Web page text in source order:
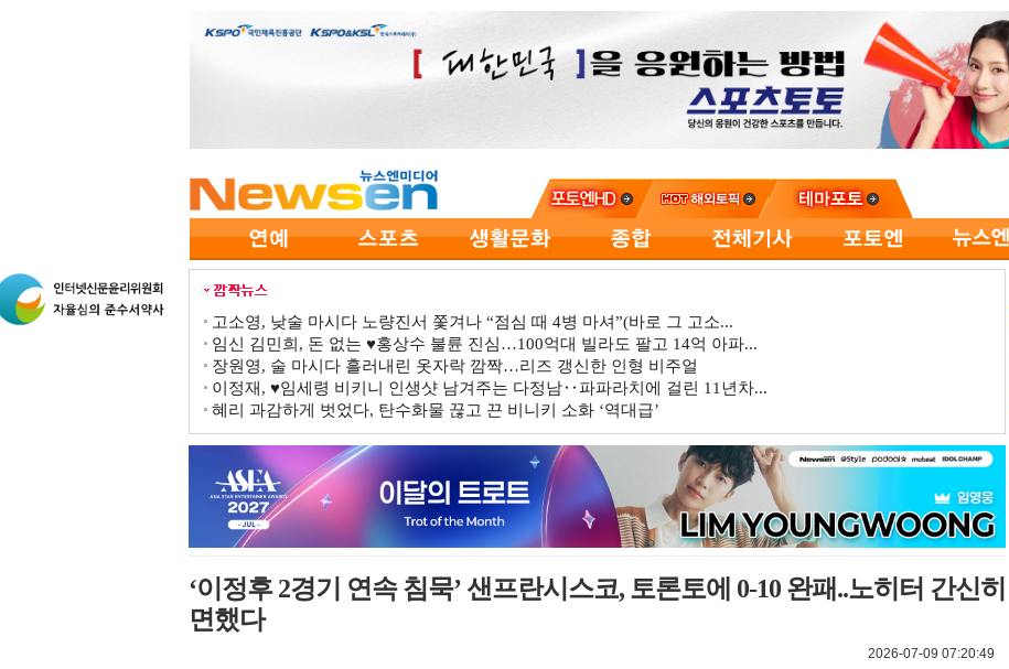
고소영, 낮술 마시다 노량진서 쫓겨나 “점심 때 4병 마셔”(바로 그 고소...
임신 김민희, 돈 없는 ♥홍상수 불륜 진심…100억대 빌라도 팔고 14억 아파...
장원영, 술 마시다 흘러내린 옷자락 깜짝…리즈 갱신한 인형 비주얼
이정재, ♥임세령 비키니 인생샷 남겨주는 다정남‥파파라치에 걸린 11년차...
혜리 과감하게 벗었다, 탄수화물 끊고 끈 비니키 소화 ‘역대급’
‘이정후 2경기 연속 침묵’ 샌프란시스코, 토론토에 0-10 완패..노히터 간신히
면했다
2026-07-09 07:20:49